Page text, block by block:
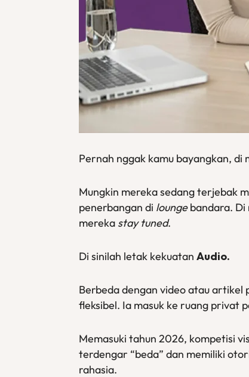
Pernah nggak kamu bayangkan, di
Mungkin mereka sedang terjebak
penerbangan di loungebandara. Di
mereka stay tuned.
Di sinilah letak kekuatan Audio.
Berbeda dengan video atau artikel
fleksibel. Ia masuk ke ruang privat
Memasuki tahun 2026, kompetisi
terdengar “beda” dan memiliki
rahasia.